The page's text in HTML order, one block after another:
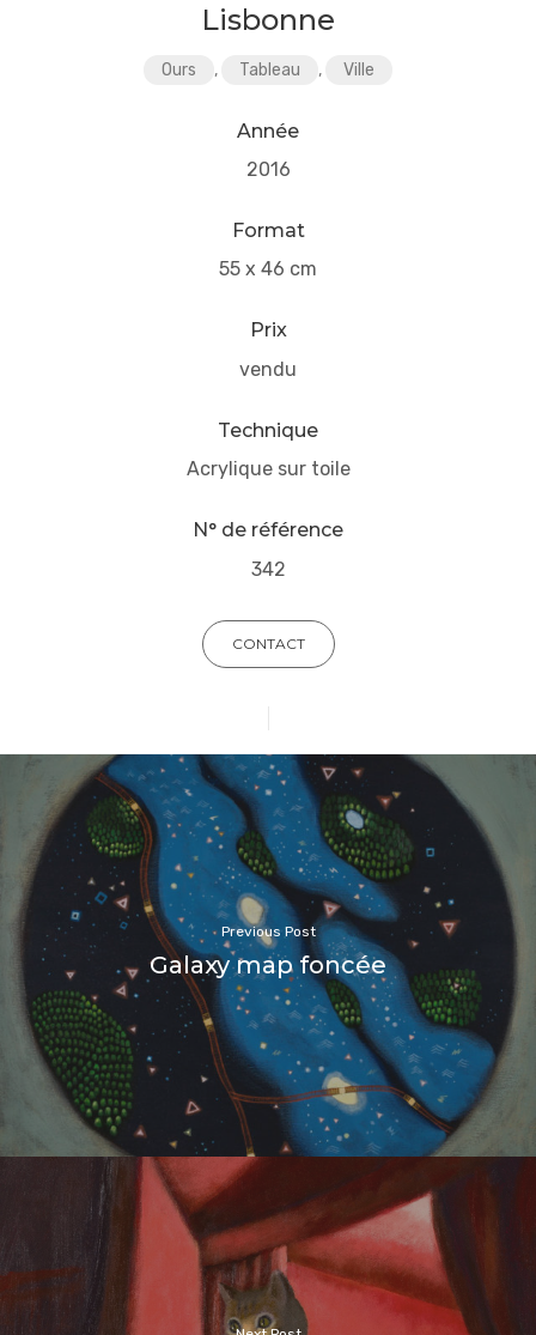
Lisbonne
Ours , Tableau , Ville
Année
2016
Format
55 x 46 cm
Prix
vendu
Technique
Acrylique sur toile
N° de référence
342
CONTACT
Previous Post
Galaxy map foncée